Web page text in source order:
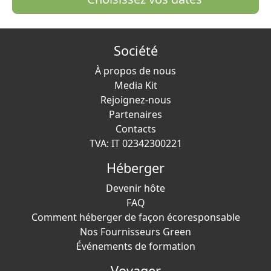
Société
À propos de nous
Media Kit
Rejoignez-nous
Partenaires
Contacts
TVA: IT 02342300221
Héberger
Devenir hôte
FAQ
Comment héberger de façon écoresponsable
Nos Fournisseurs Green
Événements de formation